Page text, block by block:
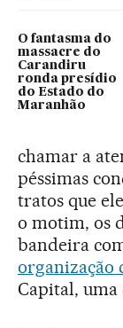
O fantasma do
massacre do
Carandiru
ronda presídio
do Estado do
Maranhão
chamar a
péssimas
tratos que
o motim, os
bandeira
organização
Capital, uma